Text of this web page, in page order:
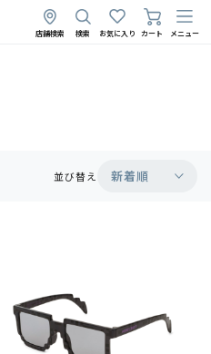
店舗検索 検索 お気に入り カート メニュー
並び替え 新着順